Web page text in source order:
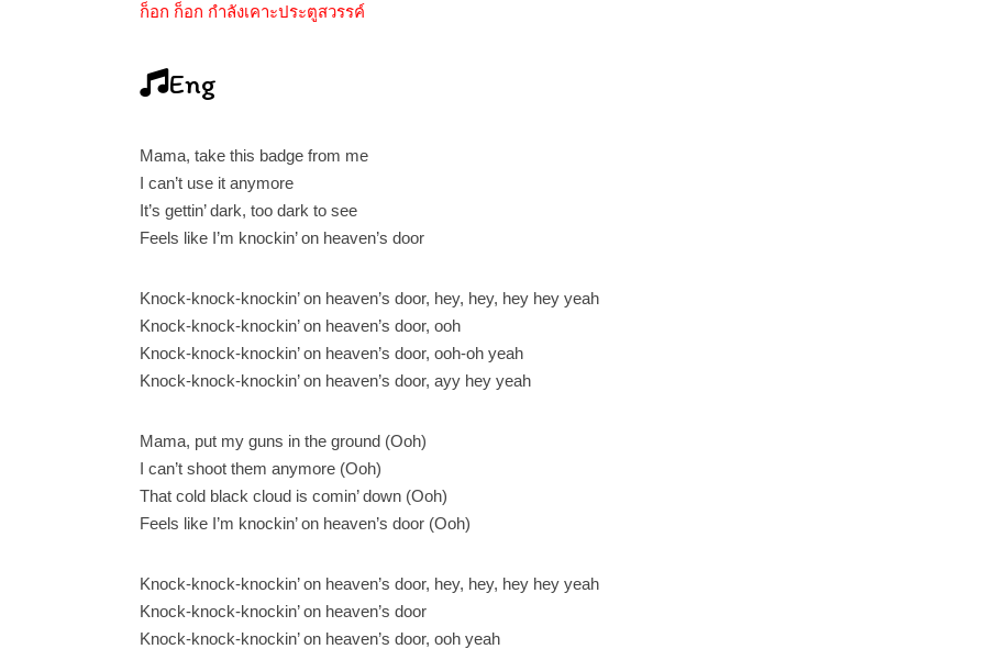
ก็อก ก็อก กำลังเคาะประตูสวรรค์
Eng
Mama, take this badge from me
I can’t use it anymore
It’s gettin’ dark, too dark to see
Feels like I’m knockin’ on heaven’s door
Knock-knock-knockin’ on heaven’s door, hey, hey, hey hey yeah
Knock-knock-knockin’ on heaven’s door, ooh
Knock-knock-knockin’ on heaven’s door, ooh-oh yeah
Knock-knock-knockin’ on heaven’s door, ayy hey yeah
Mama, put my guns in the ground (Ooh)
I can’t shoot them anymore (Ooh)
That cold black cloud is comin’ down (Ooh)
Feels like I’m knockin’ on heaven’s door (Ooh)
Knock-knock-knockin’ on heaven’s door, hey, hey, hey hey yeah
Knock-knock-knockin’ on heaven’s door
Knock-knock-knockin’ on heaven’s door, ooh yeah